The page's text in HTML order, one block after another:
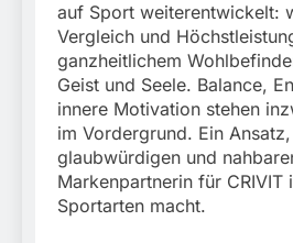
auf Sport weiterentwickelt:
Vergleich und
ganzheitlichem
Geist und Seele. Balance,
innere Motivation stehen
im Vordergrund. Ein
glaubwürdigen und
Markenpartnerin für CRIVIT
Sportarten macht.